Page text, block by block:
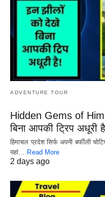
ADVENTURE TOUR
Hidden Gems of
बिना आपकी ट्रिप अधूरी
हिमाचल प्रदेश सिर्फ अपनी बर्फीली
यहां… Read More
2 days ago